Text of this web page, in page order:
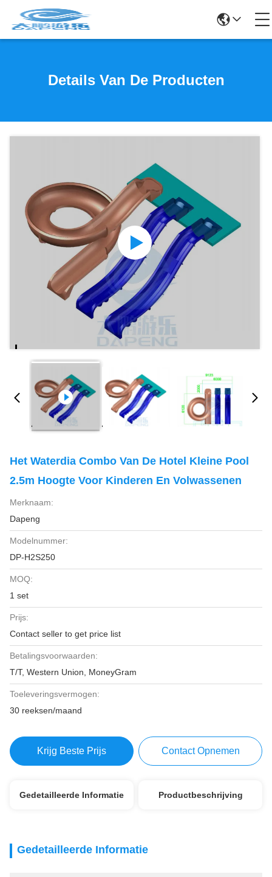
Details Van De Producten
Het Waterdia Combo Van De Hotel Kleine Pool
2.5m Hoogte Voor Kinderen En Volwassenen
Merknaam:
Dapeng
Modelnummer:
DP-H2S250
MOQ:
1 set
Prijs:
Contact seller to get price list
Betalingsvoorwaarden:
T/T, Western Union, MoneyGram
Toeleveringsvermogen:
30 reeksen/maand
Krijg Beste Prijs Contact Opnemen
Gedetailleerde Informatie Productbeschrijving
Gedetailleerde Informatie